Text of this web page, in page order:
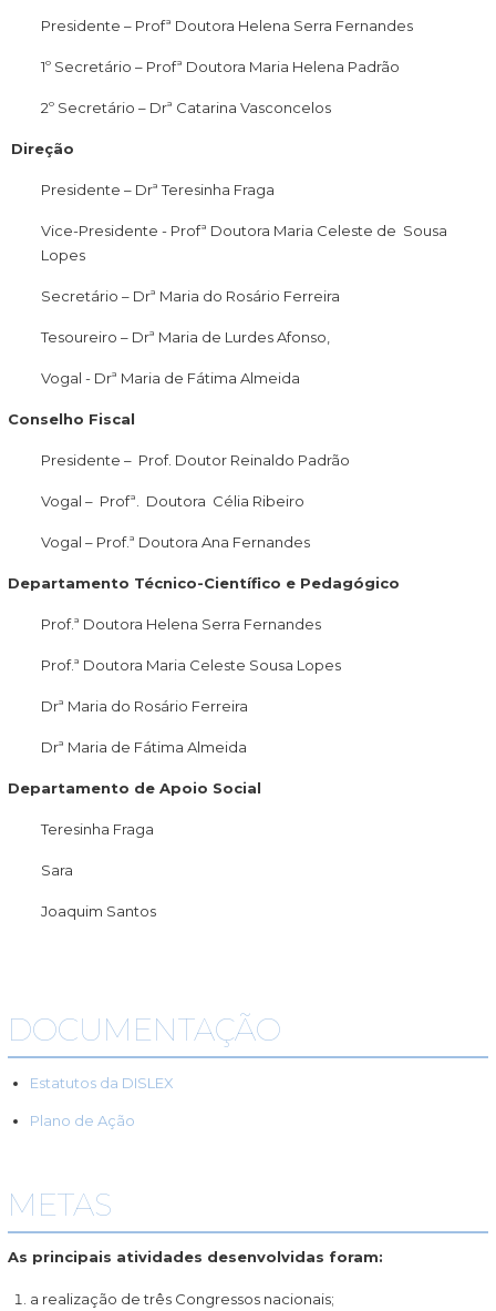
Presidente – Profª Doutora Helena Serra Fernandes
1º Secretário – Profª Doutora Maria Helena Padrão
2º Secretário – Drª Catarina Vasconcelos
Direção
Presidente – Drª Teresinha Fraga
Vice-Presidente ­- Profª Doutora Maria Celeste de Sousa
Lopes
Secretário – Drª Maria do Rosário Ferreira
Tesoureiro – Drª Maria de Lurdes Afonso,
Vogal - Drª Maria de Fátima Almeida
Conselho Fiscal
Presidente – Prof. Doutor Reinaldo Padrão
Vogal – Profª. Doutora Célia Ribeiro
Vogal – Prof.ª Doutora Ana Fernandes
Departamento Técnico-Científico e Pedagógico
Prof.ª Doutora Helena Serra Fernandes
Prof.ª Doutora Maria Celeste Sousa Lopes
Drª Maria do Rosário Ferreira
Drª Maria de Fátima Almeida
Departamento de Apoio Social
Teresinha Fraga
Sara
Joaquim Santos
DOCUMENTAÇÃO
Estatutos da DISLEX
Plano de Ação
METAS
As principais atividades desenvolvidas foram:
a realização de três Congressos nacionais;